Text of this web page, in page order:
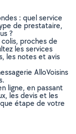
: quel service
de prestataire,
?
proches de
les services
les notes et avis
AlloVoisins
ligne, en passant
les devis et les
étape de votre